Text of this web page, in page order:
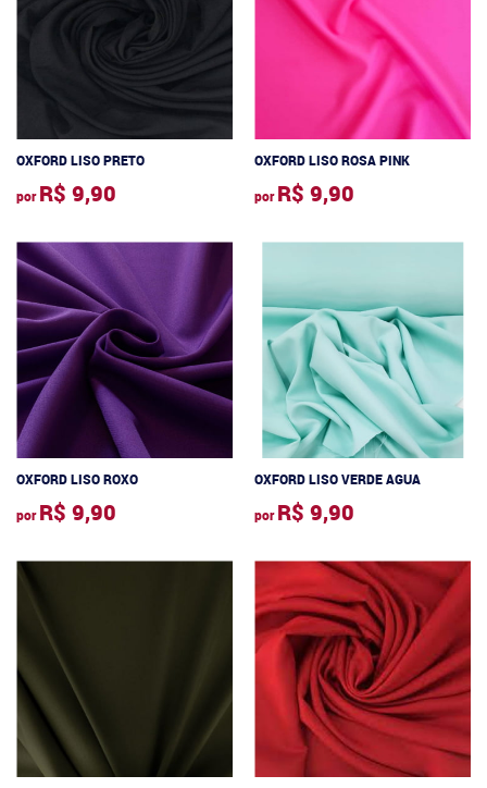
OXFORD LISO PRETO
por R$ 9,90
OXFORD LISO ROSA PINK
por R$ 9,90
OXFORD LISO ROXO
por R$ 9,90
OXFORD LISO VERDE AGUA
por R$ 9,90